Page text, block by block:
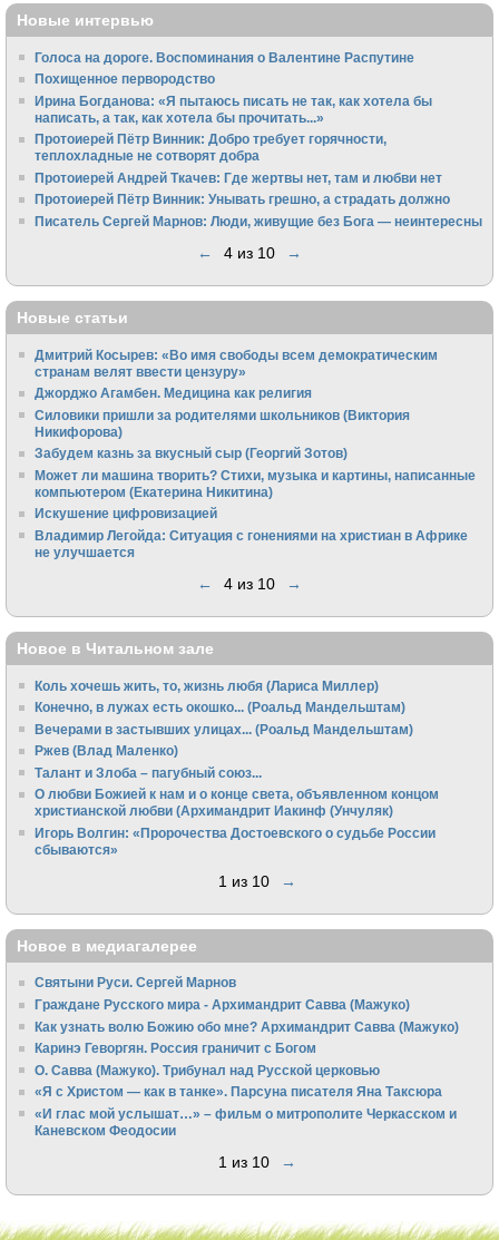
Новые интервью
Голоса на дороге. Воспоминания о Валентине Распутине
Похищенное первородство
Ирина Богданова: «Я пытаюсь писать не так, как хотела бы
написать, а так, как хотела бы прочитать...»
Протоиерей Пётр Винник: Добро требует горячности,
теплохладные не сотворят добра
Протоиерей Андрей Ткачев: Где жертвы нет, там и любви нет
Протоиерей Пётр Винник: Унывать грешно, а страдать должно
Писатель Сергей Марнов: Люди, живущие без Бога — неинтересны
← 4 из 10 →
Новые статьи
Дмитрий Косырев: «Во имя свободы всем демократическим
странам велят ввести цензуру»
Джорджо Агамбен. Медицина как религия
Силовики пришли за родителями школьников (Виктория
Никифорова)
Забудем казнь за вкусный сыр (Георгий Зотов)
Может ли машина творить? Стихи, музыка и картины, написанные
компьютером (Екатерина Никитина)
Искушение цифровизацией
Владимир Легойда: Ситуация с гонениями на христиан в Африке
не улучшается
← 4 из 10 →
Новое в Читальном зале
Коль хочешь жить, то, жизнь любя (Лариса Миллер)
Конечно, в лужах есть окошко... (Роальд Мандельштам)
Вечерами в застывших улицах... (Роальд Мандельштам)
Ржев (Влад Маленко)
Талант и Злоба – пагубный союз...
О любви Божией к нам и о конце света, объявленном концом
христианской любви (Архимандрит Иакинф (Унчуляк)
Игорь Волгин: «Пророчества Достоевского о судьбе России
сбываются»
1 из 10 →
Новое в медиагалерее
Святыни Руси. Сергей Марнов
Граждане Русского мира - Архимандрит Савва (Мажуко)
Как узнать волю Божию обо мне? Архимандрит Савва (Мажуко)
Каринэ Геворгян. Россия граничит с Богом
О. Савва (Мажуко). Трибунал над Русской церковью
«Я с Христом — как в танке». Парсуна писателя Яна Таксюра
«И глас мой услышат…» – фильм о митрополите Черкасском и
Каневском Феодосии
1 из 10 →